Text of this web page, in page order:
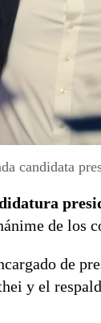
candidata
de los
de
y el